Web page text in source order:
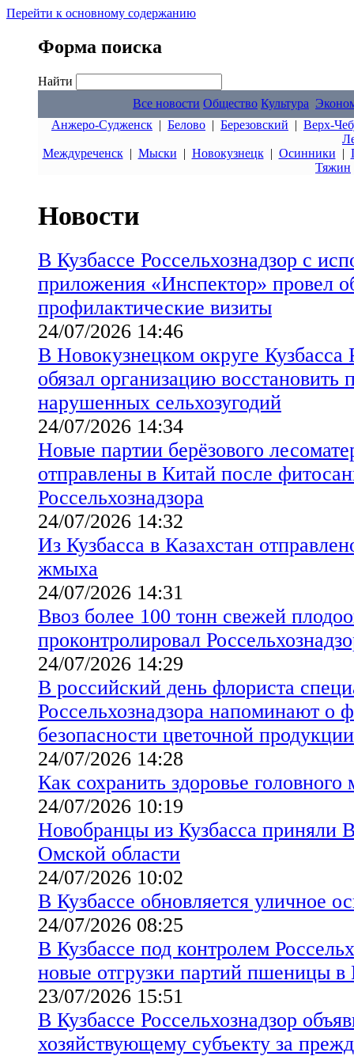
Перейти к основному содержанию
Форма поиска
Найти
Все новости Общество Культура
Анжеро-Судженск | Белово | Березовский | Верх-
Междуреченск| Мыски | Новокузнецк| Осинники |
Тяжин
Новости
В Кузбассе Россельхознадзор с
приложения «Инспектор» провел
профилактические визиты
24/07/2026 14:46
В Новокузнецком округе Кузбасса
обязал организацию восстановить
нарушенных сельхозугодий
24/07/2026 14:34
Новые партии берёзового
отправлены в Китай после
Россельхознадзора
24/07/2026 14:32
Из Кузбасса в Казахстан
жмыха
24/07/2026 14:31
Ввоз более 100 тонн свежей
проконтролировал
24/07/2026 14:29
В российский день флориста
Россельхознадзора напоминают о
безопасности цветочной продукции
24/07/2026 14:28
Как сохранить здоровье головного
24/07/2026 10:19
Новобранцы из Кузбасса приняли
Омской области
24/07/2026 10:02
В Кузбассе обновляется уличное
24/07/2026 08:25
В Кузбассе под контролем
новые отгрузки партий пшеницы в
23/07/2026 15:51
В Кузбассе Россельхознадзор
хозяйствующему субъекту за